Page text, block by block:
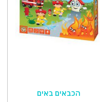
הכבאים באים